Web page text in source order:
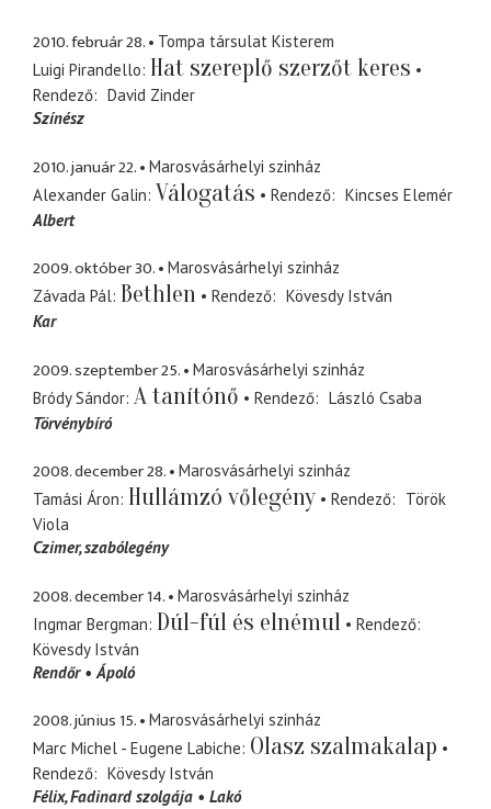
2010. február 28.
Tompa társulat Kisterem
Luigi Pirandello Hat szereplő szerzőt keres
Rendező
David Zinder
Színész
2010. január 22.
Marosvásárhelyi szinház
Alexander Galin Válogatás Rendező
Kincses Elemér
Albert
2009. október 30.
Marosvásárhelyi szinház
Závada Pál Bethlen Rendező
Kövesdy István
Kar
2009. szeptember 25.
Marosvásárhelyi szinház
Bródy Sándor A tanítónő Rendező
László Csaba
Törvénybíró
2008. december 28.
Marosvásárhelyi szinház
Tamási Áron Hullámzó vőlegény Rendező
Török
Viola
Czimer szabólegény
2008. december 14.
Marosvásárhelyi szinház
Ingmar Bergman Dúl-fúl és elnémul
Rendező
Kövesdy István
Rendőr
Ápoló
2008. június 15.
Marosvásárhelyi szinház
Marc Michel - Eugene Labiche Olasz szalmakalap
Rendező
Kövesdy István
Félix Fadinard szolgája Lakó